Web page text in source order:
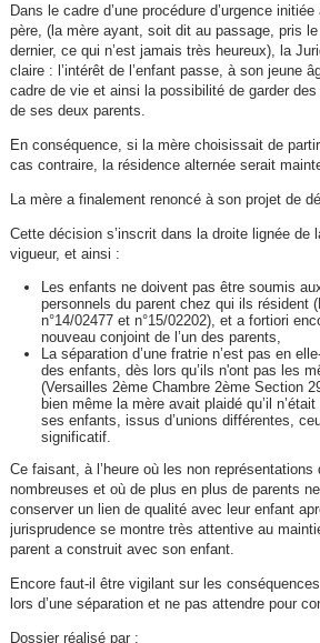
Dans le cadre d’une procédure d’urgence
père, (la mère ayant, soit dit au passage, pris le
dernier, ce qui n’est jamais très heureux), la
claire : l’intérêt de l’enfant passe, à son jeune
cadre de vie et ainsi la possibilité de garder
de ses deux parents.
En conséquence, si la mère choisissait de
cas contraire, la résidence alternée serait
La mère a finalement renoncé à son projet de
Cette décision s’inscrit dans la droite lignée de
vigueur, et ainsi :
Les enfants ne doivent pas être soumis
personnels du parent chez qui ils résident
n°14/02477 et n°15/02202), et a fortiori
nouveau conjoint de l’un des parents,
La séparation d’une fratrie n’est pas en
des enfants, dès lors qu’ils n'ont pas les
(Versailles 2ème Chambre 2ème Section
bien même la mère avait plaidé qu’il
ses enfants, issus d’unions différentes,
significatif.
Ce faisant, à l’heure où les non représentations
nombreuses et où de plus en plus de parents
conserver un lien de qualité avec leur enfant
jurisprudence se montre très attentive au
parent a construit avec son enfant.
Encore faut-il être vigilant sur les
lors d’une séparation et ne pas attendre pour
Dossier réalisé par: